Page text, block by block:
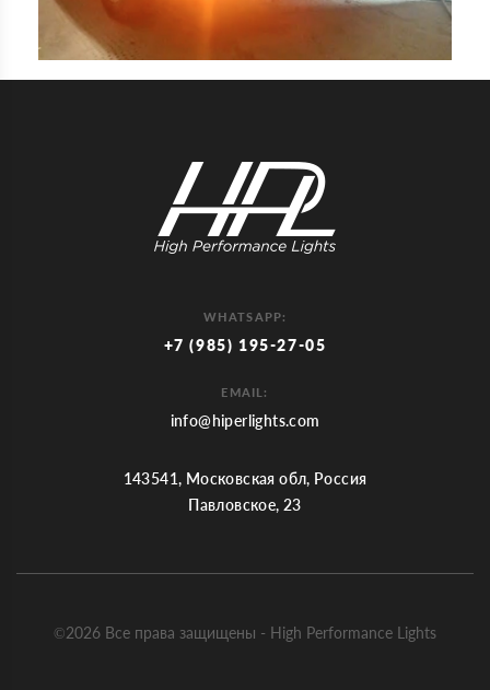
WHATSAPP:
+7 (985) 195-27-05
EMAIL:
info@hiperlights.com
143541, Московская обл, Россия
Павловское, 23
©2026 Все права защищены - High Performance Lights